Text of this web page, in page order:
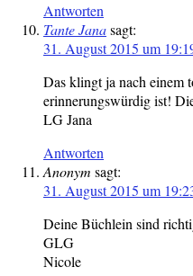
Antworten
Tante Janasagt:
31. August 2015 um
Das klingt ja nach einem
erinnerungswürdig ist!
LG Jana
Antworten
Anonym sagt:
31. August 2015 um
Deine Büchlein sind
GLG
Nicole